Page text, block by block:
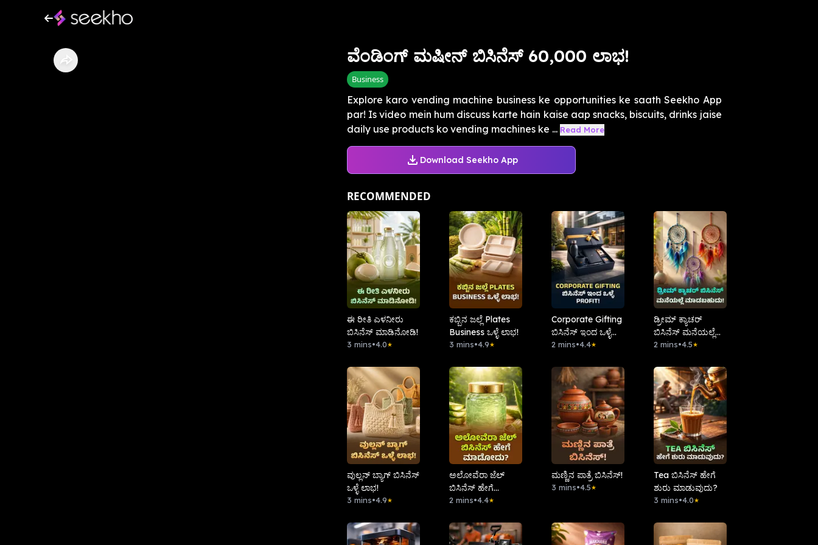
ವೆಂಡಿಂಗ್ ಮಷೀನ್ ಬಿಸಿನೆಸ್ 60,000 ಲಾಭ!
Business
Explore karo vending machine business ke opportunities ke saath Seekho App
par! Is video mein hum discuss karte hain kaise aap snacks, biscuits, drinks jaise
daily use products ko vending machines ke ... Read More
Download Seekho App
RECOMMENDED
ಈ ರೀತಿ ಎಳನೀರು
ಬಿಸಿನೆಸ್ ಮಾಡಿನೋಡಿ!
3 mins•4.0★
ಕಬ್ಬಿನ ಜಲ್ಲೆ Plates
Business ಒಳ್ಳೆ ಲಾಭ!
3 mins•4.9★
Corporate Gifting
ಬಿಸಿನೆಸ್ ಇಂದ ಒಳ್ಳೆ
Profit!
2 mins•4.4★
ಡ್ರೀಮ್ ಕ್ಯಾಚರ್
ಬಿಸಿನೆಸ್ ಮನೆಯಲ್ಲೆ
ಮಾಡಬಹುದು!
2 mins•4.5★
ವುಲ್ಲನ್ ಬ್ಯಾಗ್ ಬಿಸಿನೆಸ್
ಒಳ್ಳೆ ಲಾಭ!
3 mins•4.9★
ಅಲೋವೆರಾ ಜೆಲ್
ಬಿಸಿನೆಸ್ ಹೇಗೆ
ಮಾಡೋದು?
2 mins•4.4★
ಮಣ್ಣಿನ ಪಾತ್ರೆ ಬಿಸಿನೆಸ್!
3 mins•4.5★
Tea ಬಿಸಿನೆಸ್ ಹೇಗೆ
ಶುರು ಮಾಡುವುದು?
3 mins•4.0★